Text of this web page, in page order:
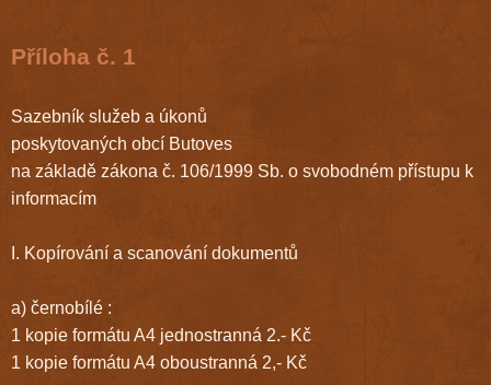
Příloha č. 1
Sazebník služeb a úkonů
poskytovaných obcí Butoves
na základě zákona č. 106/1999 Sb. o svobodném přístupu k
informacím
I. Kopírování a scanování dokumentů
a) černobílé :
1 kopie formátu A4 jednostranná 2.- Kč
1 kopie formátu A4 oboustranná 2,- Kč